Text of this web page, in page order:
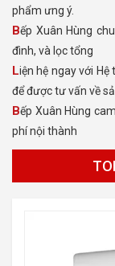
phẩm ưng ý.
Bếp Xuân Hùng chuyên bán các loại sản phẩm máy lọc nước gia
đình, và lọc tổng
Liện hệ ngay với Hệ thống bếp Xuân Hùng, hoặc gọi theo số hotline
để được tư vấn về
Bếp Xuân Hùng cam kết sản phẩm chính hãng 100% giao lắp miễn
phí nội thành